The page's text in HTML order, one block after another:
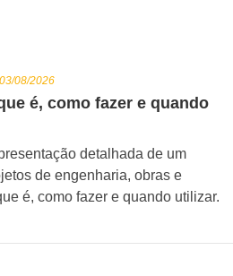
03/08/2026
é, como fazer e quando
detalhada de um
de engenharia, obras e
é, como fazer e quando utilizar.